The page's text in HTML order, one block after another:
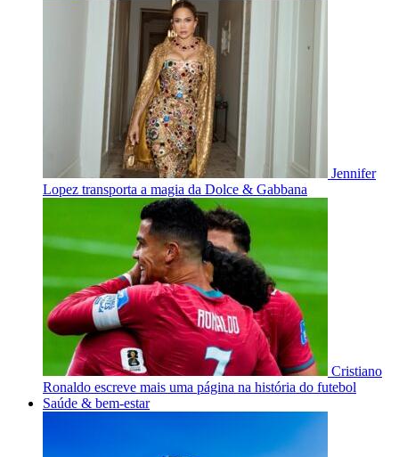
Jennifer
Lopez transporta a magia da Dolce & Gabbana
Cristiano
Ronaldo escreve mais uma página na história do futebol
Saúde & bem-estar